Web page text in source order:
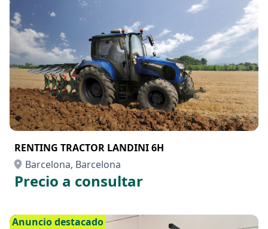
RENTING TRACTOR LANDINI 6H
Barcelona, Barcelona
Precio a consultar
Anuncio destacado